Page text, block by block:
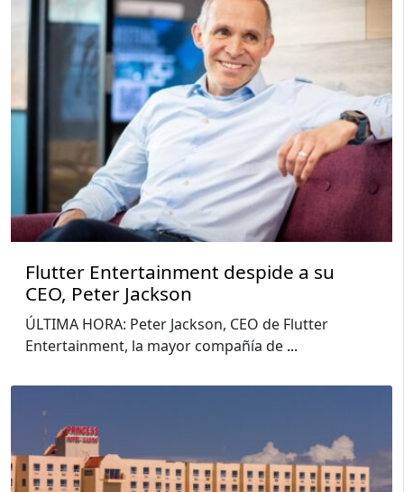
Flutter Entertainment despide a su
CEO, Peter Jackson
ÚLTIMA HORA: Peter Jackson, CEO de Flutter
Entertainment, la mayor compañía de ...